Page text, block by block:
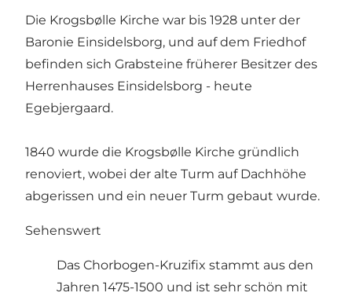
Die Krogsbølle Kirche war bis 1928 unter der
Baronie Einsidelsborg, und auf dem Friedhof
befinden sich Grabsteine ​​früherer Besitzer des
Herrenhauses Einsidelsborg - heute
Egebjergaard.
1840 wurde die Krogsbølle Kirche gründlich
renoviert, wobei der alte Turm auf Dachhöhe
abgerissen und ein neuer Turm gebaut wurde.
Sehenswert
Das Chorbogen-Kruzifix stammt aus den
Jahren 1475-1500 und ist sehr schön mit